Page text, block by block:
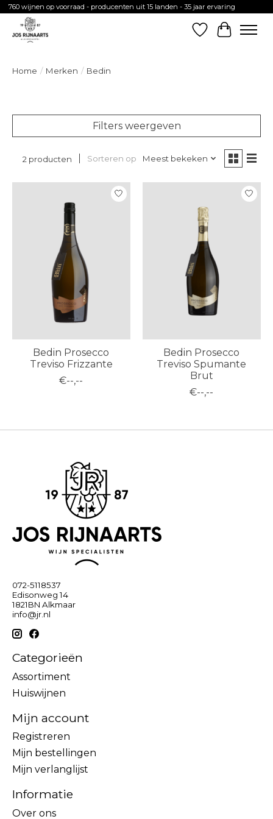
760 wijnen op voorraad - producenten uit 15 landen - 35 jaar ervaring
Verlanglijst
Home / Merken / Bedin
Filters weergeven
2 producten Sorteren op Meest bekeken
Bedin Prosecco
Treviso Frizzante
€--,--
Bedin Prosecco
Treviso Spumante
Brut
€--,--
072-5118537
Edisonweg 14
1821BN Alkmaar
info@jr.nl
Categorieën
Assortiment
Huiswijnen
Mijn account
Registreren
Mijn bestellingen
Mijn verlanglijst
Informatie
Over ons